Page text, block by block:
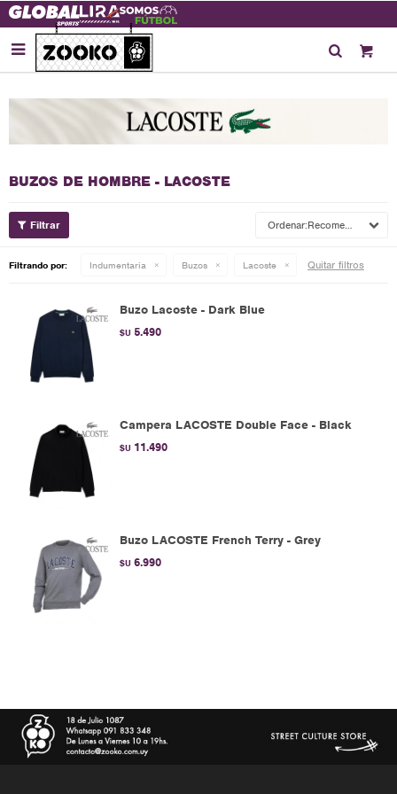

BUZOS DE HOMBRE - LACOSTE
Recomendados
Filtrando por: Indumentaria Buzos Lacoste Quitar filtros
Buzo Lacoste - Dark Blue
$U 5.490
Campera LACOSTE Double Face - Black
$U 11.490
Buzo LACOSTE French Terry - Grey
$U 6.990